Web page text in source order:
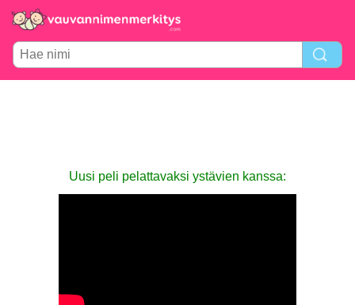
Uusi peli pelattavaksi ystävien kanssa: